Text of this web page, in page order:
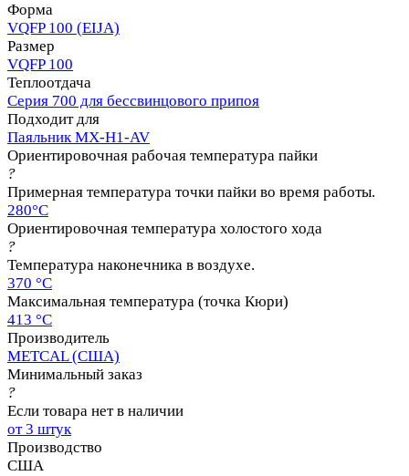
Форма
VQFP 100 (EIJA)
Размер
VQFP 100
Теплоотдача
Серия 700 для бессвинцового припоя
Подходит для
Паяльник MX-H1-AV
Ориентировочная рабочая температура пайки
?
Примерная температура точки пайки во время работы.
280°C
Ориентировочная температура холостого хода
?
Температура наконечника в воздухе.
370 °C
Максимальная температура (точка Кюри)
413 °C
Производитель
METCAL (США)
Минимальный заказ
?
Если товара нет в наличии
от 3 штук
Производство
США